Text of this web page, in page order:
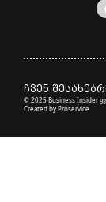
ჩვენ შესახებ
© 2025 Business Insider
Created byProservice